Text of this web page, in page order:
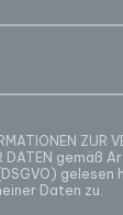
ZUR
DATEN gemäß
gelesen
Daten zu.